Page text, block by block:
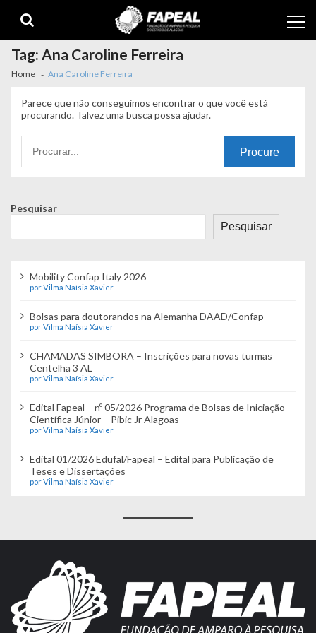
navigation
content
Tag:Ana Caroline Ferreira
Home Ana Caroline Ferreira
Parece que não conseguimos encontrar o que você está
procurando. Talvez uma busca possa ajudar.
por:
Pesquisar
Pesquisar
Mobility Confap Italy 2026
por Vilma Naísia Xavier
Bolsas para doutorandos na Alemanha DAAD/Confap
por Vilma Naísia Xavier
CHAMADAS SIMBORA – Inscrições para novas turmas
Centelha 3 AL
por Vilma Naísia Xavier
Edital Fapeal – nº 05/2026 Programa de Bolsas de Iniciação
Científica Júnior – Pibic Jr Alagoas
por Vilma Naísia Xavier
Edital 01/2026 Edufal/Fapeal – Edital para Publicação de
Teses e Dissertações
por Vilma Naísia Xavier